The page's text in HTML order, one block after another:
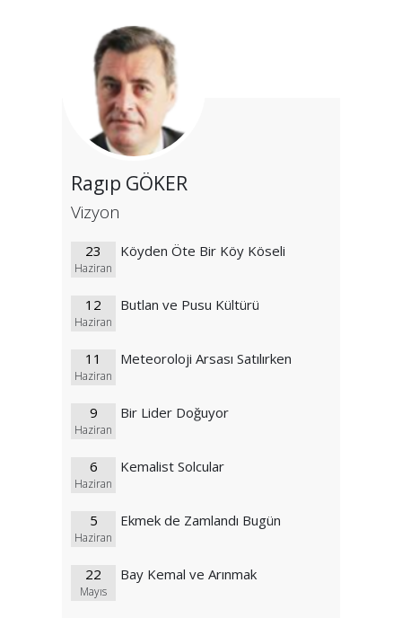
Ragıp GÖKER
Vizyon
23
Haziran
Köyden Öte Bir Köy Köseli
12
Haziran
Butlan ve Pusu Kültürü
11
Haziran
Meteoroloji Arsası Satılırken
9
Haziran
Bir Lider Doğuyor
6
Haziran
Kemalist Solcular
5
Haziran
Ekmek de Zamlandı Bugün
22
Mayıs
Bay Kemal ve Arınmak